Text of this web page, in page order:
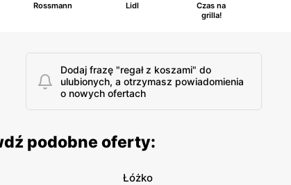
Rossmann Lidl
Czas na
grilla!
Dodaj frazę "regał z koszami" do
ulubionych, a otrzymasz powiadomienia
o nowych ofertach
podobne oferty:
Łóżko